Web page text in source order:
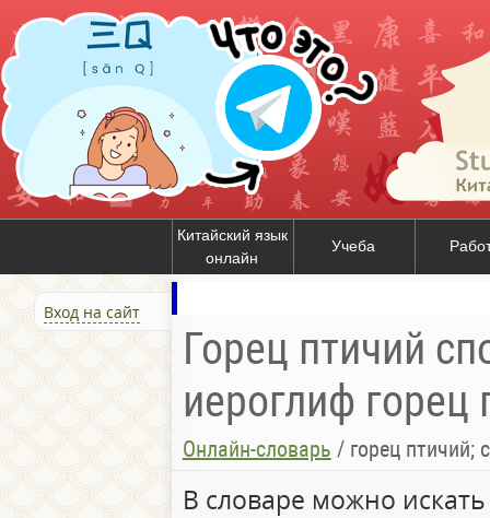
Китайский язык
онлайн
Учеба
Вход на сайт
Горец птичий
иероглиф
Онлайн-словарь / горец птичий;
В словаре можно